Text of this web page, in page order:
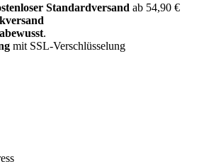
Standardversand ab 54,90 €
.
mit SSL-Verschlüsselung